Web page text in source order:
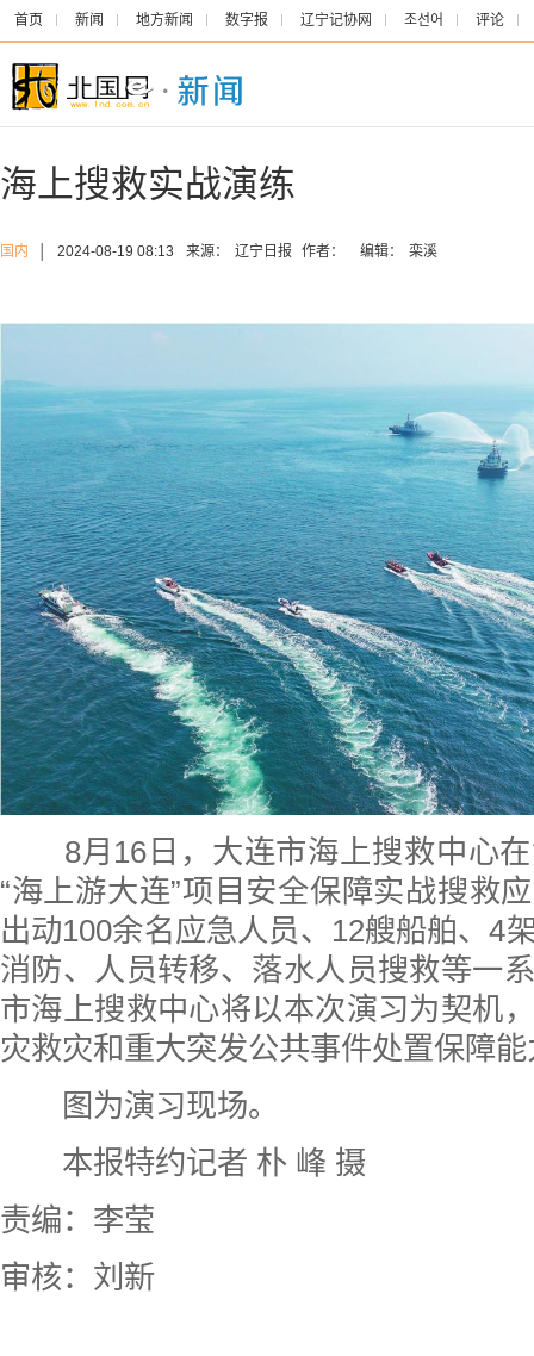
首页 新闻 地方新闻 数字报 辽宁记协网 조선어 评论
海上搜救实战演练
国内 2024-08-19 08:13 来源： 辽宁日报 作者： 编辑： 栾溪
8月16日，大连市海上搜救中心在
“海上游大连”项目安全保障实战搜救
出动100余名应急人员、12艘船舶、4
消防、人员转移、落水人员搜救等一
市海上搜救中心将以本次演习为契机
灾救灾和重大突发公共事件处置保障
图为演习现场。
本报特约记者 朴 峰 摄
责编：李莹
审核：刘新